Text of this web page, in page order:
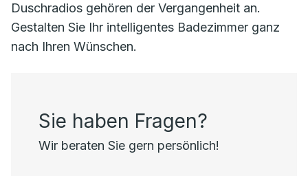
Duschradios gehören der Vergangenheit an.
Gestalten Sie Ihr intelligentes Badezimmer ganz
nach Ihren Wünschen.
Sie haben Fragen?
Wir beraten Sie gern persönlich!